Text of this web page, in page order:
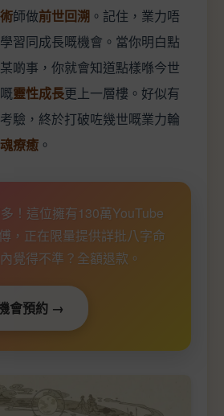
師做前世回溯 。記住，業力唔
習同成長嘅機會。當你明白點
啲事，你就會知道點樣喺今世
靈性成長更上一層樓。好似有
驗，終於打破咗幾世嘅業力輪
療癒 。
！這位擁有130萬YouTube
，正在限量提供詳批八字命
覺得不準？全額退款。
會預約 →